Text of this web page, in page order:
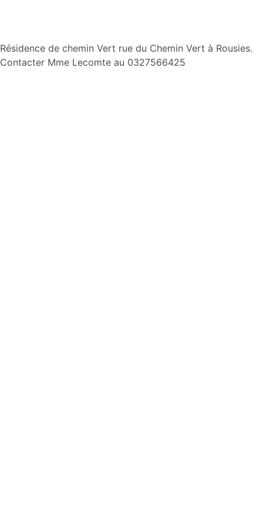
Aller
au
Résidence de chemin Vert rue du Chemin Vert à Rousies.
Contacter Mme Lecomte au 0327566425